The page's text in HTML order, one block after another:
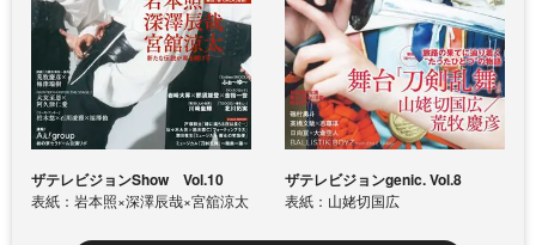
ザテレビジョンShow Vol.10
表紙：岩本照×深澤辰哉×宮舘涼太
ザテレビジョンgenic. Vol.8
表紙：山姥切国広